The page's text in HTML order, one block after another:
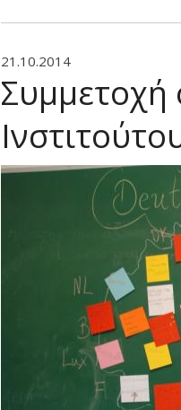
21.10.2014
Συμμετοχή